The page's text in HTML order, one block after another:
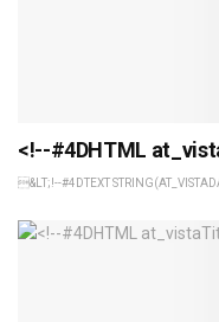
<!--#4DHTML
&LT;!--#4DTEXT